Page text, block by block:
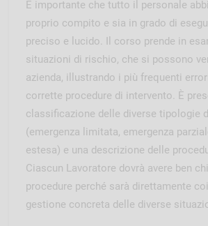
È importante che tutto il personale
proprio compito e sia in grado di
preciso e lucido. Il corso prende in
situazioni di rischio, che si possono
azienda, illustrando i più frequenti
corrette procedure di intervento. È
classificazione delle diverse tipologie
(emergenza limitata, emergenza
estesa) e una descrizione delle
Ciascun Lavoratore dovrà avere ben
procedure perché sarà direttamente
gestione concreta delle diverse